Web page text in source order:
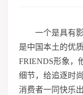
一个是具有
是中国本土的优
FRIENDS形象，
细节，给追逐时
消费者一同快乐出